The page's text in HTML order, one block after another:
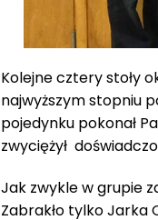
Kolejne cztery stoły
najwyższym stopniu
pojedynku pokonał
zwyciężył
Jak zwykle w grupie
Zabrakło tylko Jarka